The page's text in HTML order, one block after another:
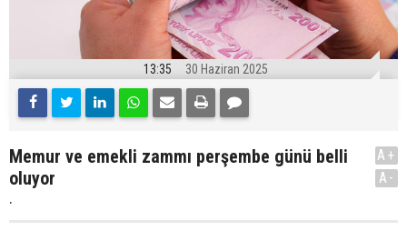
13:35 30 Haziran 2025
Memur ve emekli zammı perşembe günü belli
oluyor
.
A+
A-